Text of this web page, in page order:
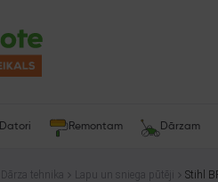
Datori Remontam Dārzam
Dārza tehnika Lapu un sniega pūtēji Stihl